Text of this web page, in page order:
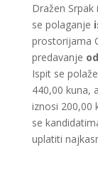
Dražen
se polaganje
prostorijama
predavanje
Ispit se
440,00 kuna,
iznosi 200,00
se
uplatiti